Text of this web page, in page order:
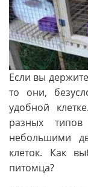
Если вы
то они,
удобной
разных
небольшими
клеток. Как
питомца?